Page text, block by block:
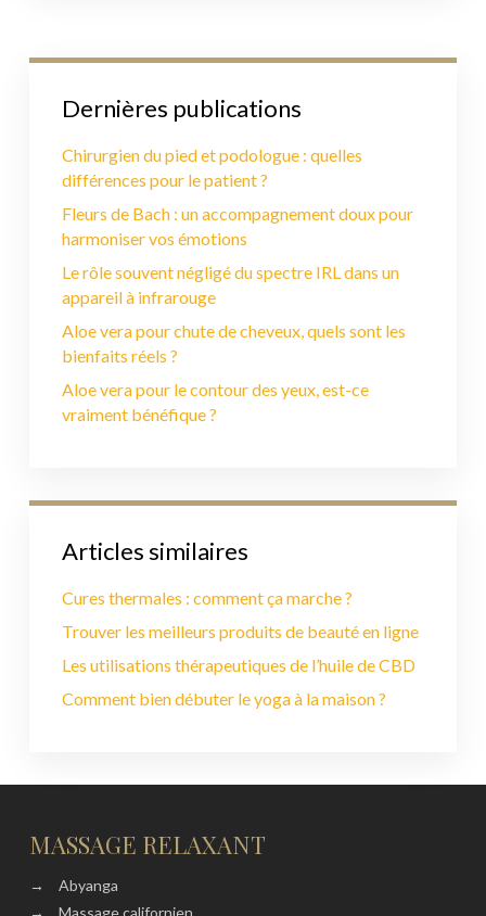
Dernières publications
Chirurgien du pied et podologue : quelles
différences pour le patient ?
Fleurs de Bach : un accompagnement doux pour
harmoniser vos émotions
Le rôle souvent négligé du spectre IRL dans un
appareil à infrarouge
Aloe vera pour chute de cheveux, quels sont les
bienfaits réels ?
Aloe vera pour le contour des yeux, est-ce
vraiment bénéfique ?
Articles similaires
Cures thermales : comment ça marche ?
Trouver les meilleurs produits de beauté en ligne
Les utilisations thérapeutiques de l’huile de CBD
Comment bien débuter le yoga à la maison ?
MASSAGE RELAXANT
→
Abyanga
→
Massage californien